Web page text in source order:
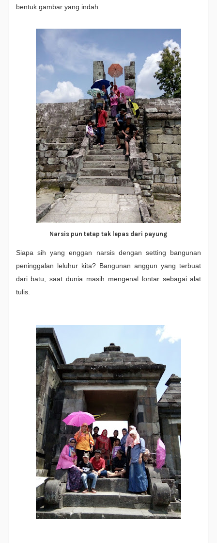
bentuk gambar yang indah.
Narsis pun tetap tak lepas dari payung
Siapa sih yang enggan narsis dengan setting bangunan
peninggalan leluhur kita? Bangunan anggun yang terbuat
dari batu, saat dunia masih mengenal lontar sebagai alat
tulis.